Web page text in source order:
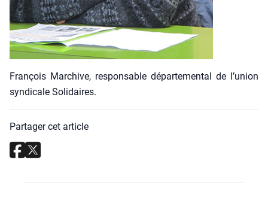
Fran­çois Mar­chive, res­pon­sable dépar­te­men­tal de l’u­nion
syn­di­cale Soli­daires.
Partager cet article